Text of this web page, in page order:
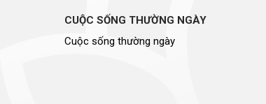
CUỘC SỐNG THƯỜNG NGÀY
Cuộc sống thường ngày